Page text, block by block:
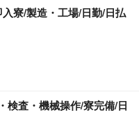
寮/製造・工場/日勤/日払
検査・機械操作/寮完備/日